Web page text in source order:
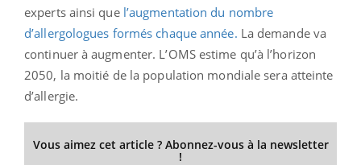
experts ainsi que l’augmentation du nombre
d’allergologues formés chaque année. La demande va
continuer à augmenter. L’OMS estime qu’à l’horizon
2050, la moitié de la population mondiale sera atteinte
d’allergie.
Vous aimez cet article ? Abonnez-vous à la newsletter
!